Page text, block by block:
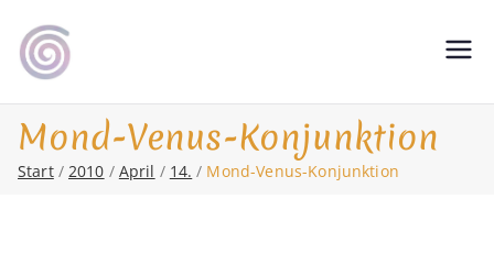
Inhalt
springen
Change
∞ Classical Homeopathy ∞ Astrology
Mond-Venus-Konjunktion
Start 2010 April 14. Mond-Venus-Konjunktion